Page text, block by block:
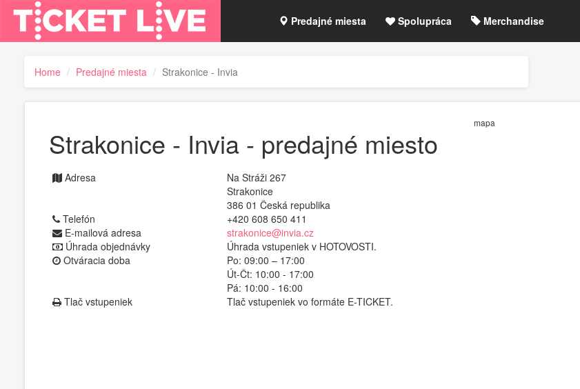
Predajné miesta Spolupráca Merchandise
TicketLIVE účet / Registrácia
Home Predajné miesta Strakonice - Invia
Strakonice - Invia - predajné miesto
Adresa
Na Stráži 267
Strakonice
386 01 Česká republika
Telefón
+420 608 650 411
E-mailová adresa
strakonice@invia.cz
Úhrada objednávky
Úhrada vstupeniek v HOTOVOSTI.
Otváracia doba
Po: 09:00 – 17:00
Út-Čt: 10:00 - 17:00
Pá: 10:00 - 16:00
Tlač vstupeniek
Tlač vstupeniek vo formáte E-TICKET.
mapa